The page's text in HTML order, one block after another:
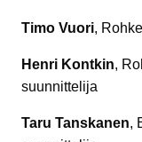
Timo Vuori,
Henri Kontkin,
suunnittelija
Taru Tanskanen,